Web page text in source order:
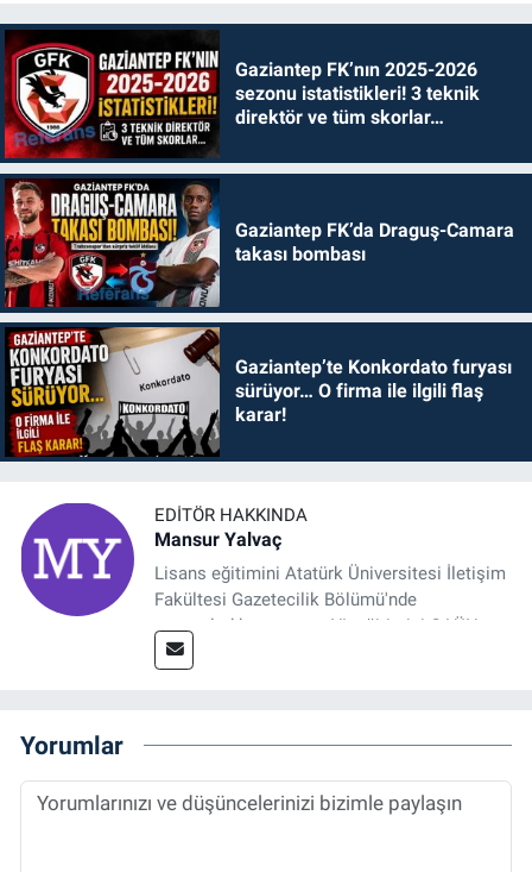
Gaziantep FK’nın 2025-2026
sezonu istatistikleri! 3 teknik
direktör ve tüm skorlar…
Gaziantep FK’da Draguş-Camara
takası bombası
Gaziantep’te Konkordato furyası
sürüyor… O firma ile ilgili flaş
karar!
EDITÖR HAKKINDA
Mansur Yalvaç
Lisans eğitimini Atatürk Üniversitesi İletişim
Fakültesi Gazetecilik Bölümü'nde
tamamladıktan sonra, YL eğitimini GAÜN
Sosyal Bilimler Enstitüsü'nde İletişim ve T. D.
Spor, Sağlık ve Ekonomi Editörü olarak
sürdürmektedir.
Yorumlar